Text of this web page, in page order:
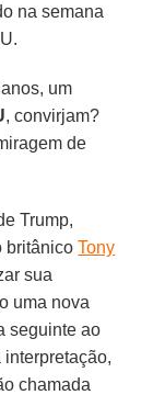
na semana
um
, convirjam?
de
Trump,
britânicoTony
sua
uma nova
seguinte ao
chamada